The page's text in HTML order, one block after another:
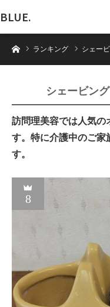
BLUE.
ホームランキング シェー
シェービン
訪問理美容では人気の
す。特に介護中のご家
す。
8